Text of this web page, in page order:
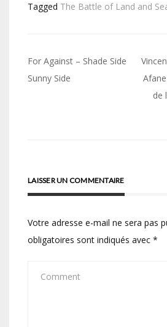
Tagged The Battle of Land and
Navigation
de
For Against – Shade Side
Sunny Side
de
LAISSER UN COMMENTAIRE
Votre adresse e-mail ne sera pas
obligatoires sont indiqués avec *